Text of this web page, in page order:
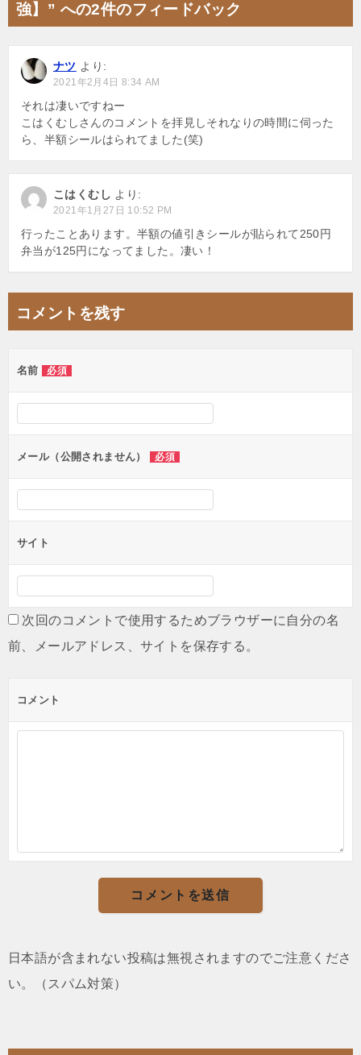
ー
ョ
強】” への2件のフィードバック
ナツ より:
2021年2月4日 8:34 AM
それは凄いですねー
こはくむしさんのコメントを拝見しそれなりの時間に伺った
ら、半額シールはられてました(笑)
こはくむし より:
2021年1月27日 10:52 PM
行ったことあります。半額の値引きシールが貼られて250円
弁当が125円になってました。凄い！
コメントを残す
名前 必須
メール（公開されません） 必須
サイト
次回のコメントで使用するためブラウザーに自分の名
前、メールアドレス、サイトを保存する。
コメント
日本語が含まれない投稿は無視されますのでご注意くださ
い。（スパム対策）